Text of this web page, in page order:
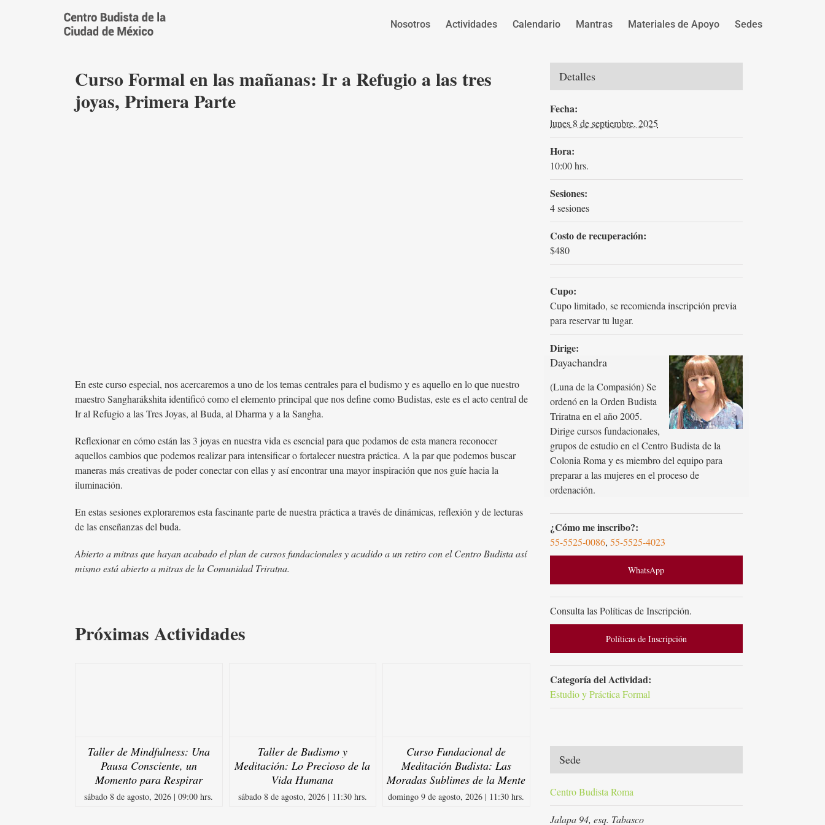
Nosotros Actividades Calendario Mantras Materiales de Apoyo Sedes
Curso Formal en las mañanas: Ir a Refugio a las tres
joyas, Primera Parte
En este curso especial, nos acercaremos a uno de los temas centrales para el budismo y es aquello en lo que nuestro
maestro Sangharákshita identificó como el elemento principal que nos define como Budistas, este es el acto central de
Ir al Refugio a las Tres Joyas, al Buda, al Dharma y a la Sangha.
Reflexionar en cómo están las 3 joyas en nuestra vida es esencial para que podamos de esta manera reconocer
aquellos cambios que podemos realizar para intensificar o fortalecer nuestra práctica. A la par que podemos buscar
maneras más creativas de poder conectar con ellas y así encontrar una mayor inspiración que nos guíe hacia la
iluminación.
En estas sesiones exploraremos esta fascinante parte de nuestra práctica a través de dinámicas, reflexión y de lecturas
de las enseñanzas del buda.
Abierto a mitras que hayan acabado el plan de cursos fundacionales y acudido a un retiro con el Centro Budista así
mismo está abierto a mitras de la Comunidad Triratna.
Próximas Actividades
Taller de Mindfulness: Una
Pausa Consciente, un
Momento para Respirar
sábado 8 de agosto, 2026 | 09:00 hrs.
Taller de Budismo y
Meditación: Lo Precioso de la
Vida Humana
sábado 8 de agosto, 2026 | 11:30 hrs.
Curso Fundacional de
Meditación Budista: Las
Moradas Sublimes de la Mente
domingo 9 de agosto, 2026 | 11:30 hrs.
Detalles
Fecha:
lunes 8 de septiembre, 2025
Hora:
10:00 hrs.
Sesiones:
4 sesiones
Costo de recuperación:
$480
Cupo:
Cupo limitado, se recomienda inscripción previa
para reservar tu lugar.
Dirige:
Dayachandra
(Luna de la Compasión) Se
ordenó en la Orden Budista
Triratna en el año 2005.
Dirige cursos fundacionales,
grupos de estudio en el Centro Budista de la
Colonia Roma y es miembro del equipo para
preparar a las mujeres en el proceso de
ordenación.
¿Cómo me inscribo?:
55-5525-0086, 55-5525-4023
WhatsApp
Consulta las Políticas de Inscripción.
Políticas de Inscripción
Categoría del Actividad:
Estudio y Práctica Formal
Sede
Centro Budista Roma
Jalapa 94, esq. Tabasco